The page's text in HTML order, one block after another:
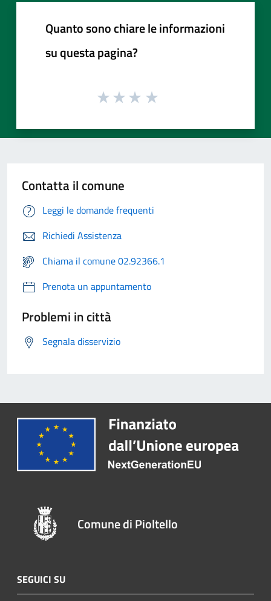
Quanto sono chiare le informazioni
su questa pagina?
Contatta il comune
Leggi le domande frequenti
Richiedi Assistenza
Chiama il comune 02.92366.1
Prenota un appuntamento
Problemi in città
Segnala disservizio
Comune di Pioltello
SEGUICI SU